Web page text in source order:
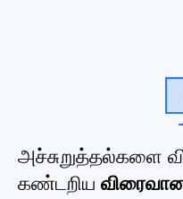
அச்சுறுத்தல்களை
கண்டறிய